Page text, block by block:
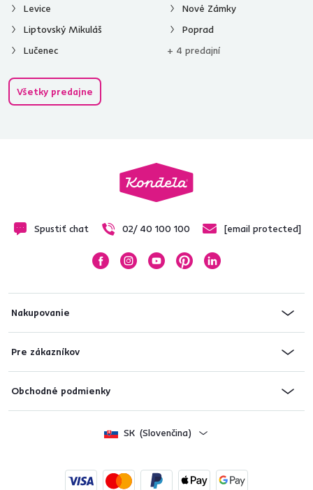
Levice
Liptovský Mikuláš
Lučenec
Nové Zámky
Poprad
+ 4 predajní
Všetky predajne
Spustiť chat 02/ 40 100 100 [email protected]
Nakupovanie
Pre zákazníkov
Obchodné podmienky
SK (Slovenčina)